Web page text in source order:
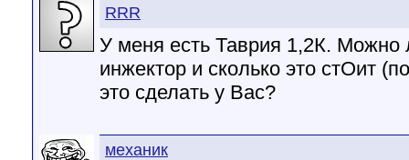
RRR
У меня есть Таврия 1,2К. Можно
инжектор и сколько это стОит
это сделать у Вас?
механик